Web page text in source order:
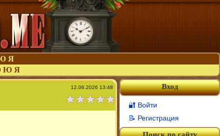
Я
Ю Я
12.06.2026 13:48 Вход
🔐 Войти
📝 Регистрация